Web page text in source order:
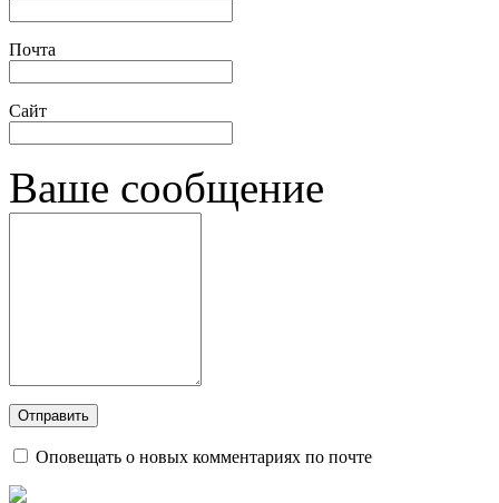
Почта
Сайт
Ваше сообщение
Оповещать о новых комментариях по почте